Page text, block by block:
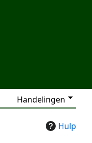
Handelingen
Hulp